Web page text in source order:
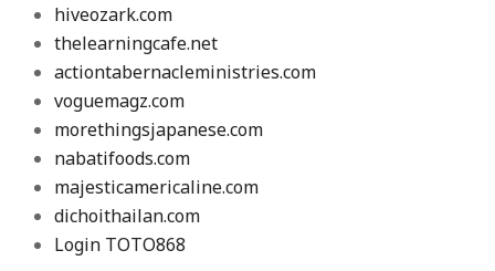
hiveozark.com
thelearningcafe.net
actiontabernacleministries.com
voguemagz.com
morethingsjapanese.com
nabatifoods.com
majesticamericaline.com
dichoithailan.com
Login TOTO868